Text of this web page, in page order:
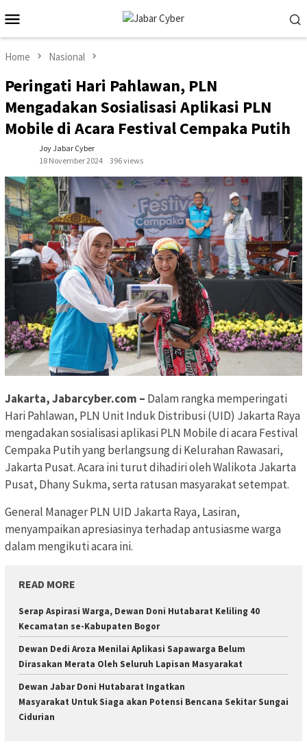
to
contentMenu
Home Nasional
Peringati Hari Pahlawan, PLN
Mengadakan Sosialisasi Aplikasi PLN
Mobile di Acara Festival Cempaka Putih
Joy Jabar Cyber
18 November 2024
396 views
Jakarta, Jabarcyber.com – Dalam rangka memperingati
Hari Pahlawan, PLN Unit Induk Distribusi (UID) Jakarta Raya
mengadakan sosialisasi aplikasi PLN Mobile di acara Festival
Cempaka Putih yang berlangsung di Kelurahan Rawasari,
Jakarta Pusat. Acara ini turut dihadiri oleh Walikota Jakarta
Pusat, Dhany Sukma, serta ratusan masyarakat setempat.
General Manager PLN UID Jakarta Raya, Lasiran,
menyampaikan apresiasinya terhadap antusiasme warga
dalam mengikuti acara ini.
READ MORE
Serap Aspirasi Warga, Dewan Doni Hutabarat Keliling 40
Kecamatan se-Kabupaten Bogor
Dewan Dedi Aroza Menilai Aplikasi Sapawarga Belum
Dirasakan Merata Oleh Seluruh Lapisan Masyarakat
Dewan Jabar Doni Hutabarat Ingatkan
Masyarakat Untuk Siaga akan Potensi Bencana Sekitar Sungai
Cidurian